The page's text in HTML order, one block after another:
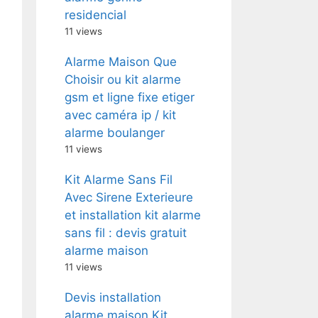
residencial
11 views
Alarme Maison Que
Choisir ou kit alarme
gsm et ligne fixe etiger
avec caméra ip / kit
alarme boulanger
11 views
Kit Alarme Sans Fil
Avec Sirene Exterieure
et installation kit alarme
sans fil : devis gratuit
alarme maison
11 views
Devis installation
alarme maison Kit